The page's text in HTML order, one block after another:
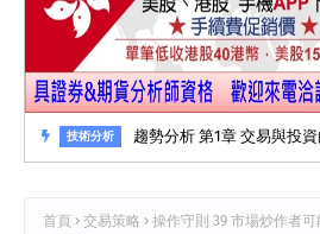
技術分析 趨勢分析 第1章 交易與投
首頁 交易策略
操作守則 39 市場炒作者